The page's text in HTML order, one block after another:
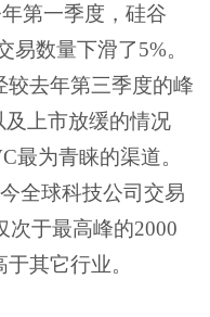
第一季度，硅谷
易数量下滑了5%。
较去年第三季度的峰
上市放缓的情况
最为青睐的渠道。
全球科技公司交易
次于最高峰的2000
其它行业。